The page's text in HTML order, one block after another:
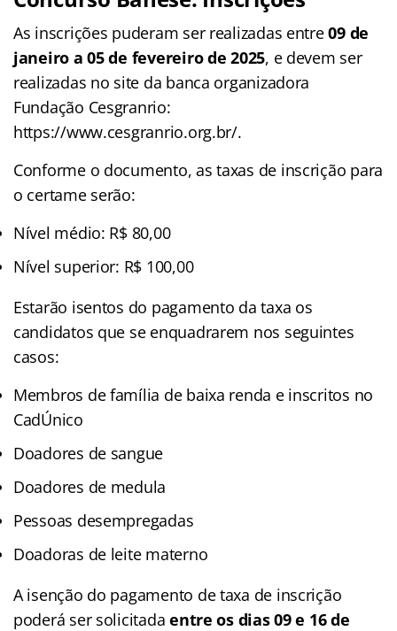
As inscrições puderam ser realizadas entre09 de
janeiro a 05 de fevereiro de 2025, e devem ser
realizadas no site da banca organizadora
Fundação Cesgranrio:
https://www.cesgranrio.org.br/.
Conforme o documento, as taxas de inscrição para
o certame serão:
Nível médio: R$ 80,00
Nível superior: R$ 100,00
Estarão isentos do pagamento da taxa os
candidatos que se enquadrarem nos seguintes
casos:
Membros de família de baixa renda e inscritos no
CadÚnico
Doadores de sangue
Doadores de medula
Pessoas desempregadas
Doadoras de leite materno
A isenção do pagamento de taxa de inscrição
poderá ser solicitadaentre os dias 09 e 16 de